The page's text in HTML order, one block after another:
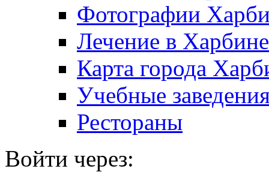
Фотографии
Лечение в Харбине
Карта города
Учебные
Рестораны
Войти через: